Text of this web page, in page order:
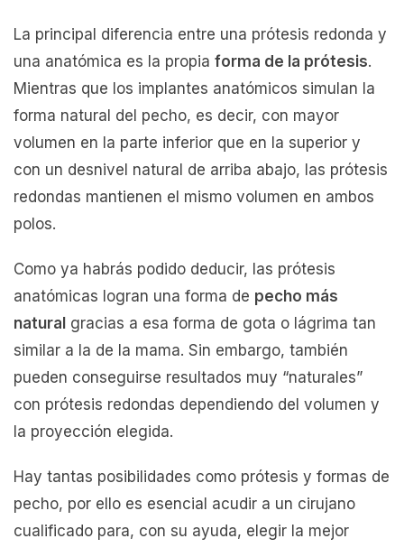
La principal diferencia entre una prótesis redonda y
una anatómica es la propia forma de la prótesis.
Mientras que los implantes anatómicos simulan la
forma natural del pecho, es decir, con mayor
volumen en la parte inferior que en la superior y
con un desnivel natural de arriba abajo, las prótesis
redondas mantienen el mismo volumen en ambos
polos.
Como ya habrás podido deducir, las prótesis
anatómicas logran una forma de pecho más
natural gracias a esa forma de gota o lágrima tan
similar a la de la mama. Sin embargo, también
pueden conseguirse resultados muy “naturales”
con prótesis redondas dependiendo del volumen y
la proyección elegida.
Hay tantas posibilidades como prótesis y formas de
pecho, por ello es esencial acudir a un cirujano
cualificado para, con su ayuda, elegir la mejor